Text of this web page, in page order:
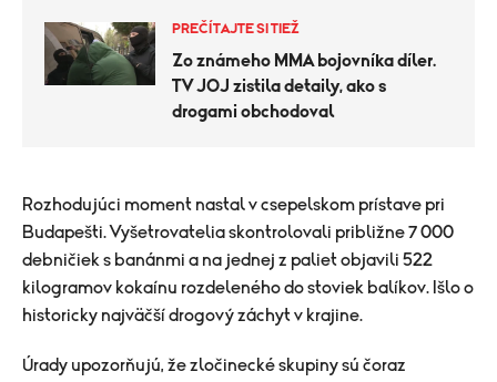
PREČÍTAJTE SI TIEŽ
Zo známeho MMA bojovníka díler.
TV JOJ zistila detaily, ako s
drogami obchodoval
Rozhodujúci moment nastal v csepelskom prístave pri
Budapešti. Vyšetrovatelia skontrolovali približne 7 000
debničiek s banánmi a na jednej z paliet objavili 522
kilogramov kokaínu rozdeleného do stoviek balíkov. Išlo o
historicky najväčší drogový záchyt v krajine.
Úrady upozorňujú, že zločinecké skupiny sú čoraz